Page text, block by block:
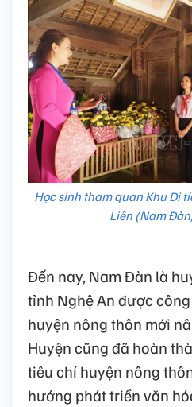
Học sinh tham quan Khu Di
Liên (Nam
Đến nay, Nam Đàn là
tỉnh Nghệ An được
huyện nông thôn mới
Huyện cũng đã hoàn
tiêu chí huyện nông
hướng phát triển văn